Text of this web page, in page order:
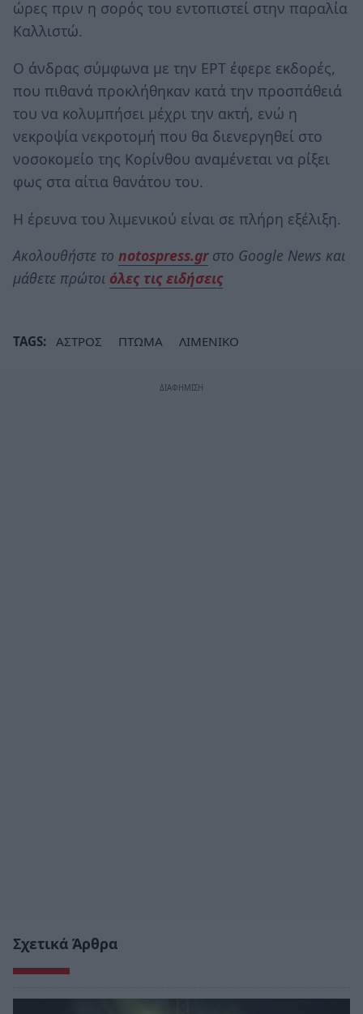
ώρες πριν η σορός του εντοπιστεί στην παραλία
Καλλιστώ.
Ο άνδρας σύμφωνα με την ΕΡΤ έφερε εκδορές,
που πιθανά προκλήθηκαν κατά την προσπάθειά
του να κολυμπήσει μέχρι την ακτή, ενώ η
νεκροψία νεκροτομή που θα διενεργηθεί στο
νοσοκομείο της Κορίνθου αναμένεται να ρίξει
φως στα αίτια θανάτου του.
Η έρευνα του λιμενικού είναι σε πλήρη εξέλιξη.
Ακολουθήστε το notospress.grστο Google News και
μάθετε πρώτοι όλες τις ειδήσεις
TAGS: ΑΣΤΡΟΣ ΠΤΩΜΑ ΛΙΜΕΝΙΚΟ
Σχετικά Άρθρα